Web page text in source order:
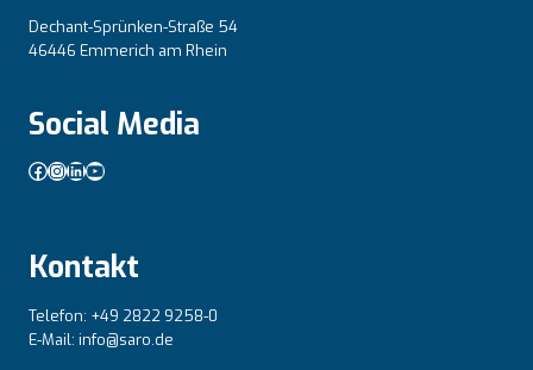
Dechant-Sprünken-Straße 54
46446 Emmerich am Rhein
Social Media
Facebook
Instagram
LinkedIn
YouTube
Kontakt
Telefon: +49 2822 9258-0
E-Mail: info@saro.de